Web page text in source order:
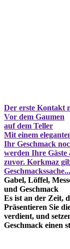
Der erste Kontakt
Vor dem Gaumen
auf dem Teller
Mit einem
Ihr Geschmack
werden Ihre Gäste
zuvor. Korkmaz
Geschmackssache...
Gabel, Löffel,
und Geschmack
Es ist an der Zeit,
Präsentieren Sie
verdient, und
Geschmack einen